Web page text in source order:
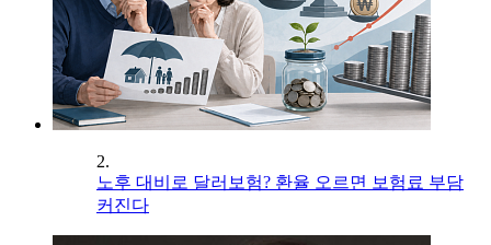
2.
노후 대비로 달러보험? 환율 오르면 보험료 부담
커진다